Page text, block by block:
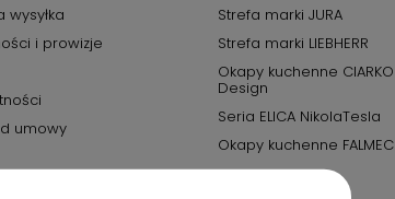
wysyłka
i prowizje
umowy
Strefa marki JURA
Strefa marki LIEBHERR
Okapy kuchenne CIARKO
Design
Seria ELICA NikolaTesla
Okapy kuchenne FALMEC